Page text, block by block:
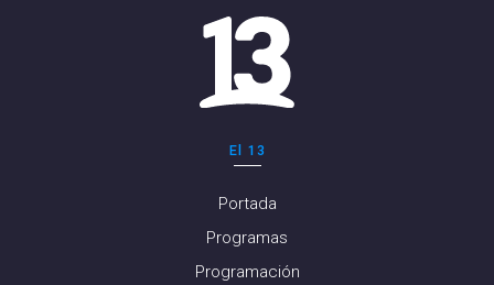
El 13
Portada
Programas
Programación